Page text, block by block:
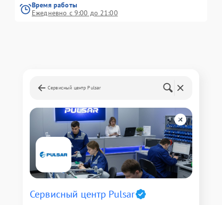
Время работы
Ежедневно с 9:00 до 21:00
Сервисный центр Pulsar
Сервисный центр Pulsar